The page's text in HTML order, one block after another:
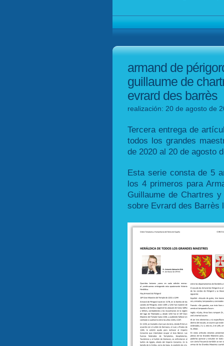
armand de
guillaume de
evrard des barrès
realización: 20 de agosto de
Tercera entrega de
todos los grandes
de 2020 al 20 de agosto
Esta serie consta de 5
los 4 primeros para
Guillaume de Chartres
sobre Evrard des Barrès